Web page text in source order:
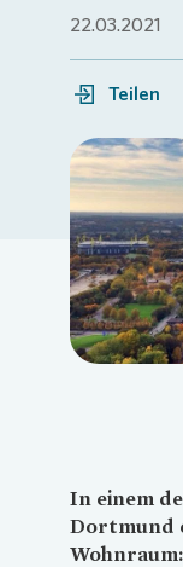
Meine Stadt
Weitere
Login
22.03.2021
Teilen
In einem
Dortmund
Wohnraum: